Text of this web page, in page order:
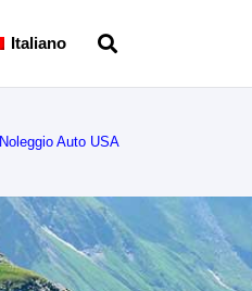
Italiano
Noleggio Auto USA